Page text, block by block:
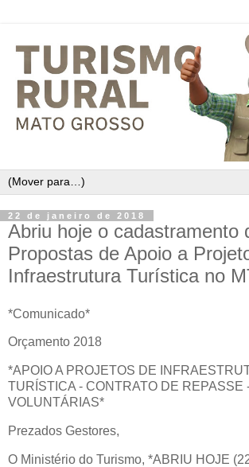
22 de janeiro de 2018
Abriu hoje o cadastramento
Propostas de Apoio a
Infraestrutura Turística no
*Comunicado*
Orçamento 2018
*APOIO A PROJETOS DE
TURÍSTICA - CONTRATO DE REPASSE
VOLUNTÁRIAS*
Prezados Gestores,
O Ministério do Turismo, *ABRIU HOJE